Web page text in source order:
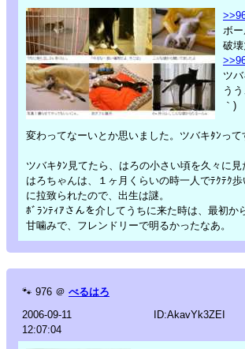
ボー
破
ツ
う
｀)
お
変わってなーいとか思いました。ツバキﾀﾝって
ツバキﾀﾝ見てたら、はろの小さい頃を久々に見
はろちゃんは、１ヶ月くらいの時一人でﾃｸﾃｸ
に拉致られたので、出生は謎。
ﾎﾞﾗﾝﾃｨｱさんを介してうちに来た時は、最初か
甘噛みで、フレンドリーで明るかったなあ。
🐾 976 ＠ べるはろ
2006-09-11
12:07:04
ID:AkavYk3ZEI